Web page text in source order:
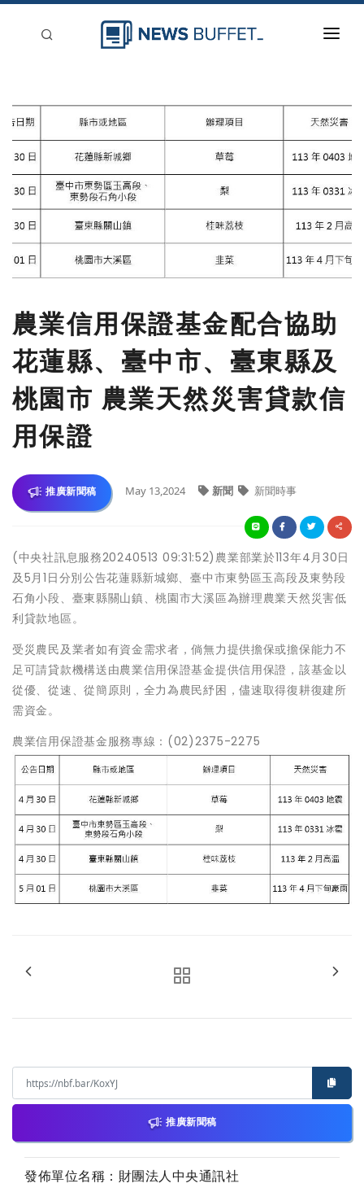
新聞稿分類
登入
刊登
農業信用保證基金配合協助
花蓮縣、臺中市、臺東縣及
桃園市 農業天然災害貸款信
用保證
推廣新聞稿 May 13,2024 新聞 新聞時事
(中央社訊息服務20240513 09:31:52)農業部業於113年4月30日
及5月1日分別公告花蓮縣新城鄉、臺中市東勢區玉高段及東勢段
石角小段、臺東縣關山鎮、桃園市大溪區為辦理農業天然災害低
利貸款地區。
受災農民及業者如有資金需求者，倘無力提供擔保或擔保能力不
足可請貸款機構送由農業信用保證基金提供信用保證，該基金以
從優、從速、從簡原則，全力為農民紓困，儘速取得復耕復建所
需資金。
農業信用保證基金服務專線：(02)2375-2275
推廣新聞稿
發佈單位名稱：財團法人中央通訊社